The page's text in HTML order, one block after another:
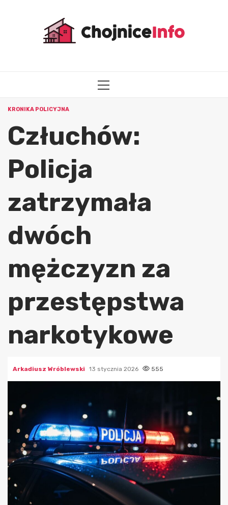
MENU
KRONIKA POLICYJNA
Człuchów:
Policja
zatrzymała
dwóch
mężczyzn za
przestępstwa
narkotykowe
Arkadiusz Wróblewski 13 stycznia 2026 555